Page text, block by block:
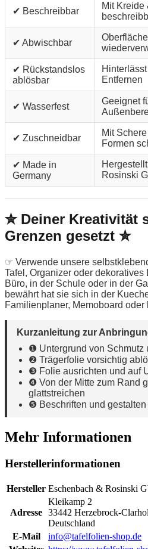
✔ Beschreibbar
Mit Kreide
✔ Abwischbar
✔ Rückstandslos
ablösbar
Entfernen
✔ Wasserfest
Geeignet
✔ Zuschneidbar
Mit
Formen
✔ Made in
Germany
Rosinski
✮ Deiner Kreativität
Grenzen gesetzt ✮
☞ Verwende unsere
Tafel, Organizer oder
Büro, in der Schule oder in der
bewährt hat sie sich in der
Familienplaner, Memoboard
Kurzanleitung zur
❶ Untergrund von Schmutz
❷ Trägerfolie vorsichtig
❸ Folie ausrichten und auf
❹ Von der Mitte zum Rand
glattstreichen
❺ Beschriften und gestalten
Mehr Informationen
Herstellerinformationen
Hersteller Eschenbach & Rosinski
Adresse
Kleikamp 2
33442 Herzebrock-
Deutschland
E-Mail
info@tafelfolien-shop.de